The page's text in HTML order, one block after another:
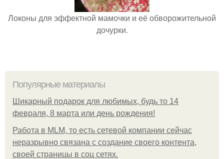
Локоны для эффектной мамочки и её обворожительной
дочурки.
Популярные материалы
Шикарный подарок для любимых, будь то 14
февраля, 8 марта или день рождения!
Работа в MLM, то есть сетевой компании сейчас
неразрывно связана с создание своего контента,
своей страницы в соц сетях.